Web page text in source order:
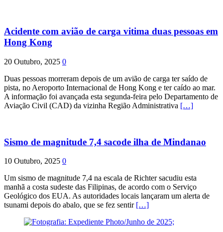
Acidente com avião de carga vitima duas pessoas em
Hong Kong
20 Outubro, 2025 0
Duas pessoas morreram depois de um avião de carga ter saído de
pista, no Aeroporto Internacional de Hong Kong e ter caído ao mar.
A informação foi avançada esta segunda-feira pelo Departamento de
Aviação Civil (CAD) da vizinha Região Administrativa […]
Sismo de magnitude 7,4 sacode ilha de Mindanao
10 Outubro, 2025 0
Um sismo de magnitude 7,4 na escala de Richter sacudiu esta
manhã a costa sudeste das Filipinas, de acordo com o Serviço
Geológico dos EUA. As autoridades locais lançaram um alerta de
tsunami depois do abalo, que se fez sentir […]